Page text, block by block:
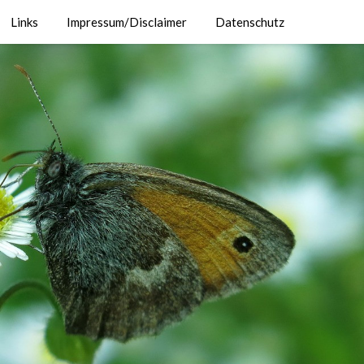
Links Impressum/Disclaimer Datenschutz